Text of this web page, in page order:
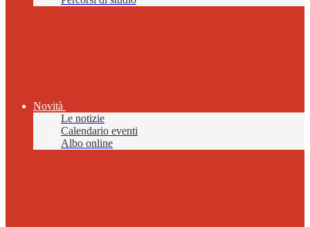
Novità
Le notizie
Calendario eventi
Albo online